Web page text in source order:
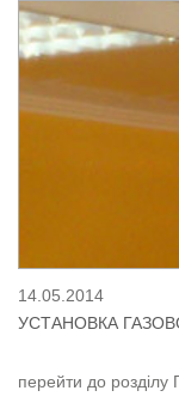
14.05.2014
УСТАНОВКА
перейти до розділу